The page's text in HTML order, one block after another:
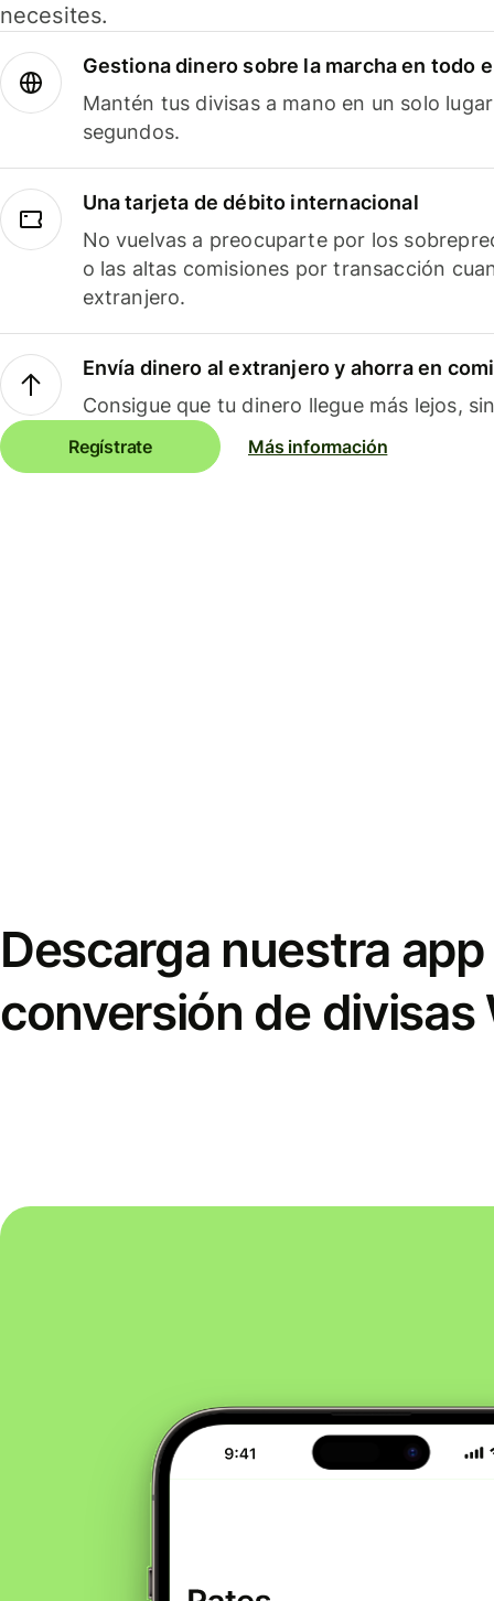
necesites.
Gestiona dinero sobre la marcha en todo
Mantén tus divisas a mano en un solo
segundos.
Una tarjeta de débito internacional
No vuelvas a preocuparte por los
o las altas comisiones por transacción
extranjero.
Envía dinero al extranjero y ahorra en
Consigue que tu dinero llegue más lejos,
Regístrate Más información
Descarga nuestra
conversión de divisas